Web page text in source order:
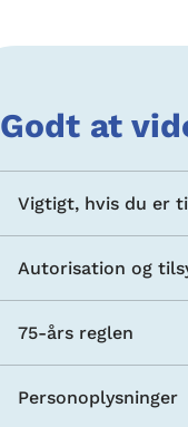
Godt at
Vigtigt, hvis du er
Autorisation og
75-års reglen
Personoplysninger